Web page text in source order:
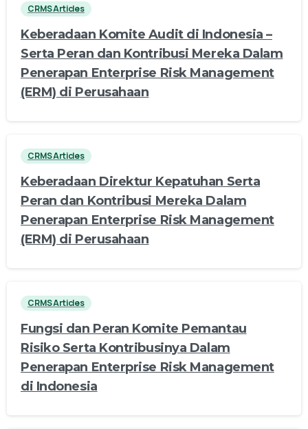
CRMS Articles
Keberadaan Komite Audit di Indonesia –
Serta Peran dan Kontribusi Mereka Dalam
Penerapan Enterprise Risk Management
(ERM) di Perusahaan
CRMS Articles
Keberadaan Direktur Kepatuhan Serta
Peran dan Kontribusi Mereka Dalam
Penerapan Enterprise Risk Management
(ERM) di Perusahaan
CRMS Articles
Fungsi dan Peran Komite Pemantau
Risiko Serta Kontribusinya Dalam
Penerapan Enterprise Risk Management
di Indonesia